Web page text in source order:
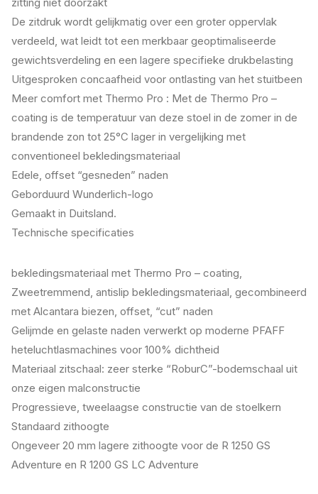
De zitdruk wordt gelijkmatig over een groter oppervlak
verdeeld, wat leidt tot een merkbaar geoptimaliseerde
gewichtsverdeling en een lagere specifieke drukbelasting
Uitgesproken concaafheid voor ontlasting van het stuitbeen
Meer comfort met Thermo Pro : Met de Thermo Pro –
coating is de temperatuur van deze stoel in de zomer in de
brandende zon tot 25°C lager in vergelijking met
conventioneel bekledingsmateriaal
Edele, offset “gesneden” naden
Geborduurd Wunderlich-logo
Gemaakt in Duitsland.
Technische specificaties
bekledingsmateriaal met Thermo Pro – coating,
Zweetremmend, antislip bekledingsmateriaal, gecombineerd
met Alcantara biezen, offset, “cut” naden
Gelijmde en gelaste naden verwerkt op moderne PFAFF
heteluchtlasmachines voor 100% dichtheid
Materiaal zitschaal: zeer sterke “RoburC”-bodemschaal uit
onze eigen malconstructie
Progressieve, tweelaagse constructie van de stoelkern
Standaard zithoogte
Ongeveer 20 mm lagere zithoogte voor de R 1250 GS
Adventure en R 1200 GS LC Adventure